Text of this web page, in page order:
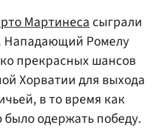
Мартинесасыграли
Нападающий Ромелу
прекрасных шансов
Хорватии для выхода
в то время как
одержать победу.